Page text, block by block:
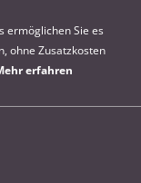
ermöglichen Sie es
ohne Zusatzkosten
erfahren